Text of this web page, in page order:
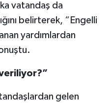
vatandaş da
belirterek, “Engelli
yardımlardan
gelen